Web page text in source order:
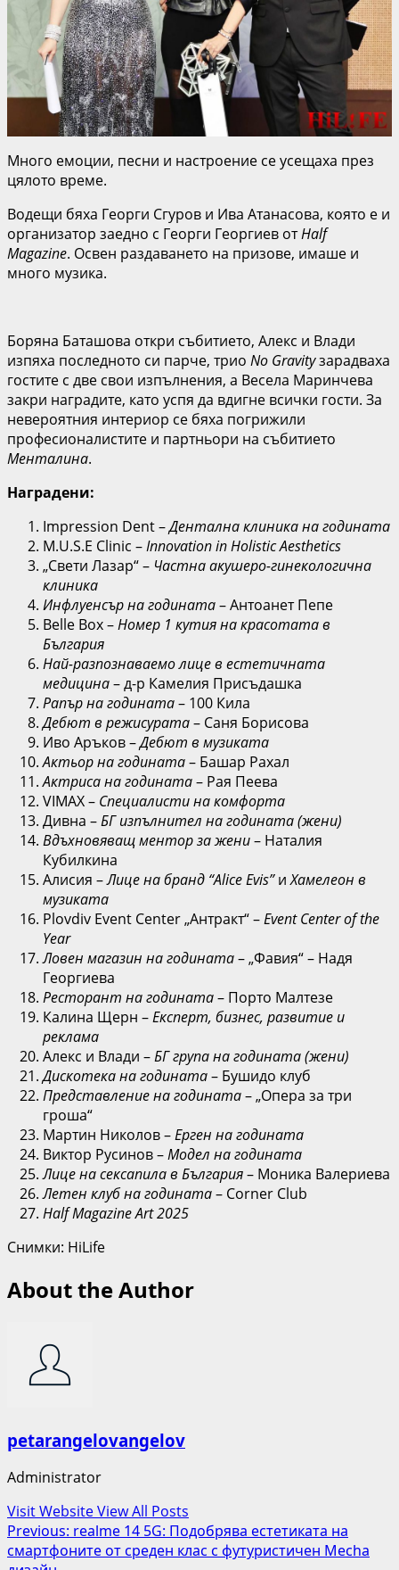
Много емоции, песни и настроение се усещаха през
цялото време.
Водещи бяха Георги Сгуров и Ива Атанасова, която е и
организатор заедно с Георги Георгиев отHalf
Magazine. Освен раздаването на призове, имаше и
много музика.
Боряна Баташова откри събитието, Алекс и Влади
изпяха последното си парче, трио No Gravityзарадваха
гостите с две свои изпълнения, а Весела Маринчева
закри наградите, като успя да вдигне всички гости. За
невероятния интериор се бяха погрижили
професионалистите и партньори на събитието
Менталина.
Наградени:
Impression Dent –Дентална клиника на годината
M.U.S.E Clinic –Innovation in Holistic Aesthetics
„Свети Лазар“ – Частна акушеро-гинекологична
клиника
Инфлуенсър на годината– Антоанет Пепе
Belle Box –Номер 1 кутия на красотата в
България
Най-разпознаваемо лице в естетичната
медицина– д-р Камелия Присъдашка
Рапър на годината– 100 Кила
Дебют в режисурата– Саня Борисова
Иво Аръков –Дебют в музиката
Актьор на годината– Башар Рахал
Актриса на годината– Рая Пеева
VIMAX – Специалисти на комфорта
Дивна –БГ изпълнител на годината (жени)
Вдъхновяващ ментор за жени– Наталия
Кубилкина
Алисия –Лице на бранд “Alice Evis”иХамелеон в
музиката
Plovdiv Event Center „Антракт“ –Event Center of the
Year
Ловен магазин на годината– „Фавия“ – Надя
Георгиева
Ресторант на годината– Порто Малтезе
Калина Щерн –Експерт, бизнес, развитие и
реклама
Алекс и Влади –БГ група на годината (жени)
Дискотека на годината– Бушидо клуб
Представление на годината– „Опера за три
гроша“
Мартин Николов –Ерген на годината
Виктор Русинов –Модел на годината
Лице на сексапила в България– Моника Валериева
Летен клуб на годината– Corner Club
Half Magazine Art 2025
Снимки: HiLife
About the Author
petarangelovangelov
Administrator
Visit WebsiteView All Posts
Post
Previous: realme 14 5G: Подобрявa естетиката на
смартфоните от среден клас с футуристичен Mecha